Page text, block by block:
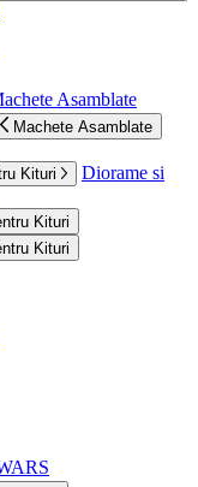
Asamblate
Machete Asamblate
Kituri
Diorame si
Kituri
Kituri